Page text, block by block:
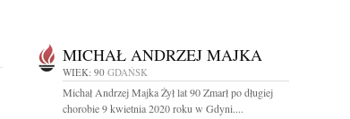
MICHAŁ ANDRZEJ MAJKA
WIEK: 90 GDAŃSK
Michał Andrzej Majka Żył lat 90 Zmarł po długiej
chorobie 9 kwietnia 2020 roku w Gdyni....